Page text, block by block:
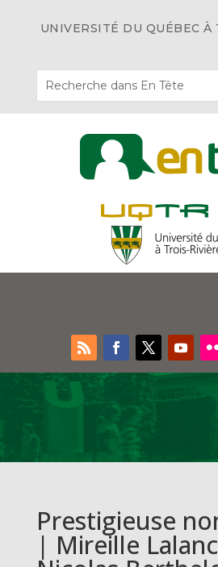
UNIVERSITÉ DU QUÉBEC À
Prestigieuse
| Mireille